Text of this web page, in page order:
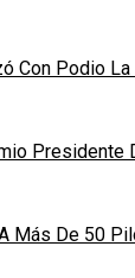
Con Podio
Presidente
Más De 50